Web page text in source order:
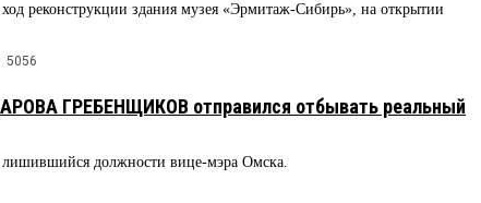
реконструкции здания музея «Эрмитаж-Сибирь», на открытии
5056
ГРЕБЕНЩИКОВ отправился отбывать реальный
должности вице-мэра Омска.